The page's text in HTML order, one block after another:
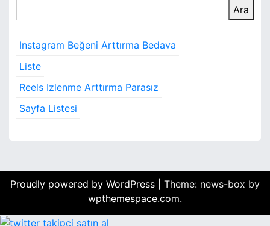
z
i
n
s
i
Ara
Instagram Beğeni Arttırma Bedava
Liste
Reels Izlenme Arttırma Parasız
Sayfa Listesi
Proudly powered by WordPress
Theme: news-box by
wpthemespace.com.